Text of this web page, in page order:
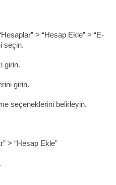
> “Hesap Ekle” > “E-
seçin.
girin.
girin.
seçeneklerini belirleyin.
> “Hesap Ekle”